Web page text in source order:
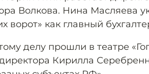
Волкова. Нина Масляева
ворот» как главный
делу прошли в театре
Кирилла